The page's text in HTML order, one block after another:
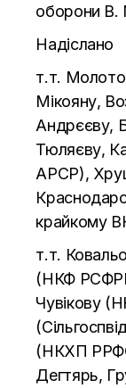
оборони В.
Надіслано
т.т.
Мікояну,
Андрєєву,
Тюляєву,
АРСР),
крайкому
т.т.
(НКФ
Чувікову
(НКХП
Дегтярь,